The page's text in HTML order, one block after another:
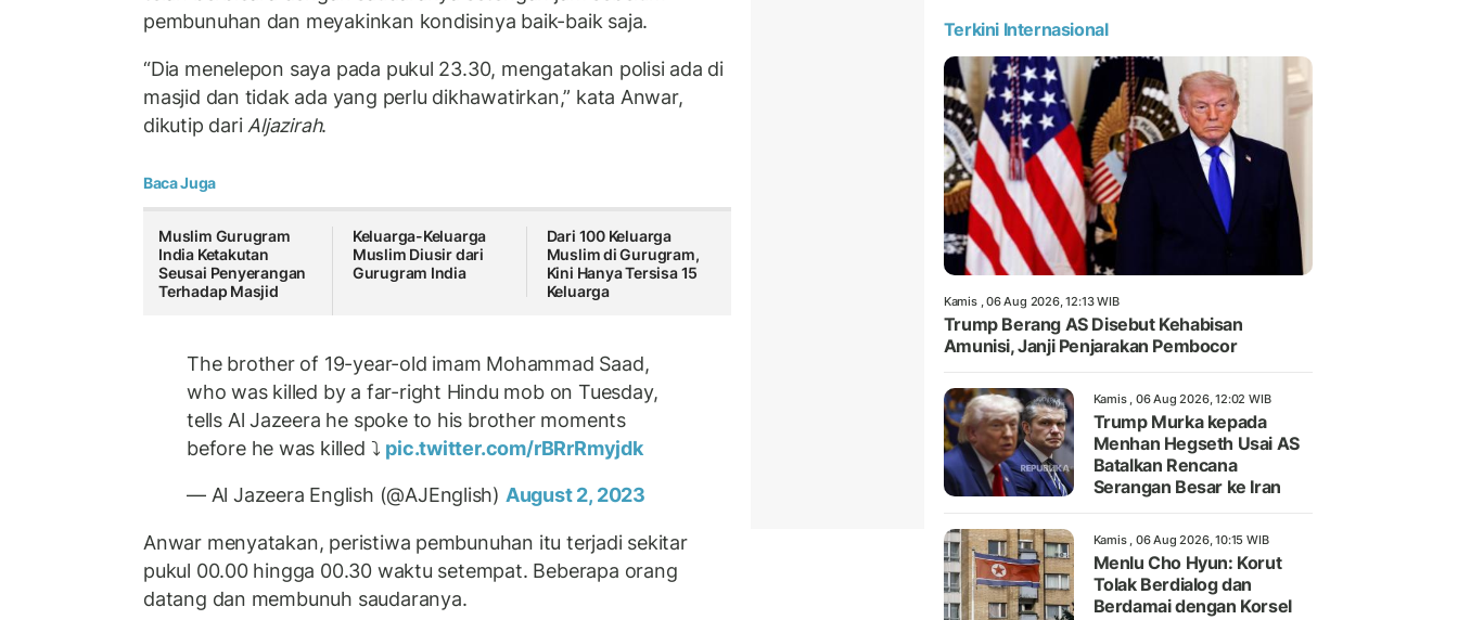
pembunuhan dan meyakinkan kondisinya baik-baik saja.
“Dia menelepon saya pada pukul 23.30, mengatakan polisi ada di
masjid dan tidak ada yang perlu dikhawatirkan,” kata Anwar,
dikutip dari Aljazirah.
Baca Juga
Muslim Gurugram
India Ketakutan
Seusai Penyerangan
Terhadap Masjid
Keluarga-Keluarga
Muslim Diusir dari
Gurugram India
Dari 100 Keluarga
Muslim di Gurugram,
Kini Hanya Tersisa 15
Keluarga
The brother of 19-year-old imam Mohammad Saad,
who was killed by a far-right Hindu mob on Tuesday,
tells Al Jazeera he spoke to his brother moments
before he was killed ⤵️ pic.twitter.com/rBRrRmyjdk
— Al Jazeera English (@AJEnglish) August 2, 2023
Anwar menyatakan, peristiwa pembunuhan itu terjadi sekitar
pukul 00.00 hingga 00.30 waktu setempat. Beberapa orang
datang dan membunuh saudaranya.
Terkini Internasional
Kamis , 06 Aug 2026, 12:13 WIB
Trump Berang AS Disebut Kehabisan
Amunisi, Janji Penjarakan Pembocor
Kamis , 06 Aug 2026, 12:02 WIB
Trump Murka kepada
Menhan Hegseth Usai AS
Batalkan Rencana
Serangan Besar ke Iran
Kamis , 06 Aug 2026, 10:15 WIB
Menlu Cho Hyun: Korut
Tolak Berdialog dan
Berdamai dengan Korsel